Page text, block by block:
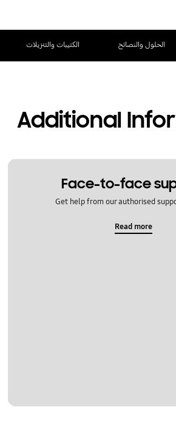
الحلول والنصائح الكتيبات والتنزيلات
Additional
Face-to-face
Get help from our authorised
Read more